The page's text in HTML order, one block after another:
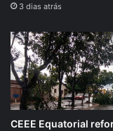
3 dias atrás
CEEE Equatorial